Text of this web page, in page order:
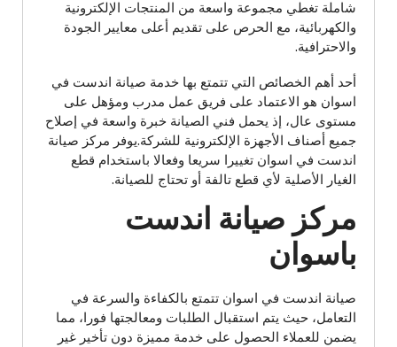
شاملة تغطي مجموعة واسعة من المنتجات الإلكترونية
والكهربائية، مع الحرص على تقديم أعلى معايير الجودة
والاحترافية.
أحد أهم الخصائص التي تتمتع بها خدمة صيانة اندست في
اسوان هو الاعتماد على فريق عمل مدرب ومؤهل على
مستوى عال، إذ يحمل فني الصيانة خبرة واسعة في إصلاح
جميع أصناف الأجهزة الإلكترونية للشركة.يوفر مركز صيانة
اندست في اسوان تغييرا سريعا وفعالا باستخدام قطع
الغيار الأصلية لأي قطع تالفة أو تحتاج للصيانة.
مركز صيانة اندست
باسوان
صيانة اندست في اسوان تتمتع بالكفاءة والسرعة في
التعامل، حيث يتم استقبال الطلبات ومعالجتها فورا، مما
يضمن للعملاء الحصول على خدمة مميزة دون تأخير غير